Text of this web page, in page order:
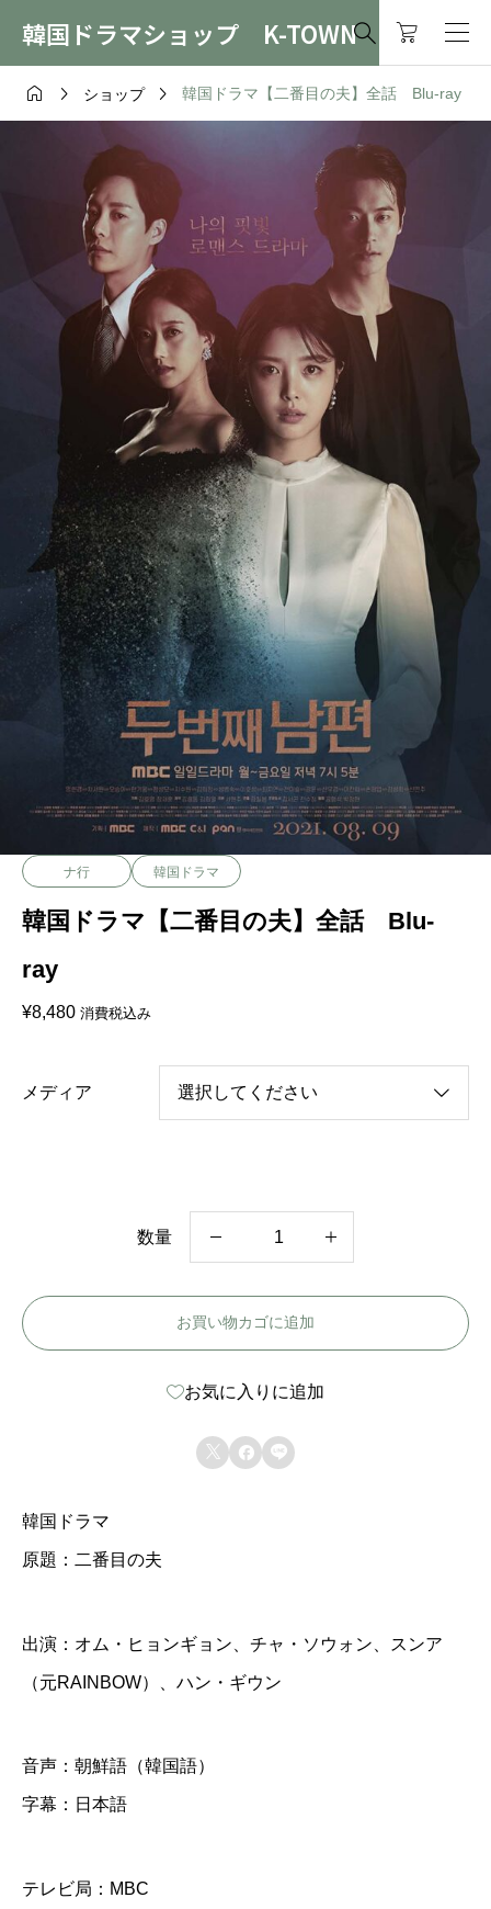
韓国ドラマショップ K-TOWN
  ショップ  韓国ドラマ【二番目の夫】全話 Blu-ray
ナ行 韓国ドラマ
韓国ドラマ【二番目の夫】全話 Blu-
ray
¥8,480 消費税込み
メディア
数量
ド
マ
二
】
お買い物カゴに追加
お気に入りに追加
  
韓国ドラマ
原題：二番目の夫
出演：オム・ヒョンギョン、チャ・ソウォン、スンア
（元RAINBOW）、ハン・ギウン
音声：朝鮮語（韓国語）
字幕：日本語
テレビ局：MBC